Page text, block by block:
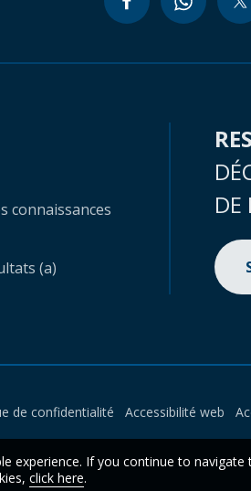
connaissances
(a)
DE
de confidentialité Accessibilité web
experience. If you continue to navigate
click here.